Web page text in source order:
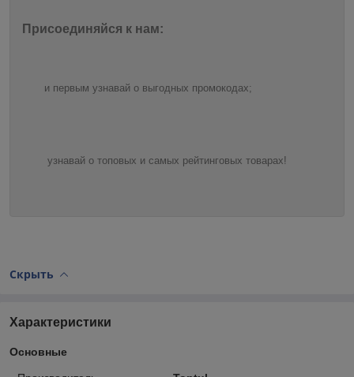
Присоединяйся к нам:
и первым узнавай о выгодных промокодах;
узнавай о топовых и самых рейтинговых товарах!
Скрыть
Характеристики
Основные